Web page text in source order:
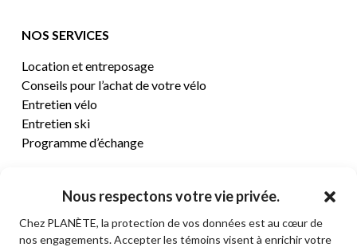
Nous respectons votre vie privée.
Chez PLANÈTE, la protection de vos données est au cœur de
nos engagements. Accepter les témoins visent à enrichir votre
NOS SERVICES
Location et entreposage
Conseils pour l’achat de votre vélo
Entretien vélo
Entretien ski
Programme d’échange
CENTRE D’AIDE
Termes et conditions de vente
Retours et remboursements